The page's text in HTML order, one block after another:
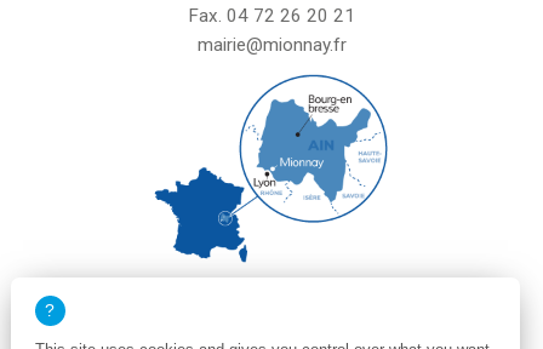
Fax. 04 72 26 20 21
mairie@mionnay.fr